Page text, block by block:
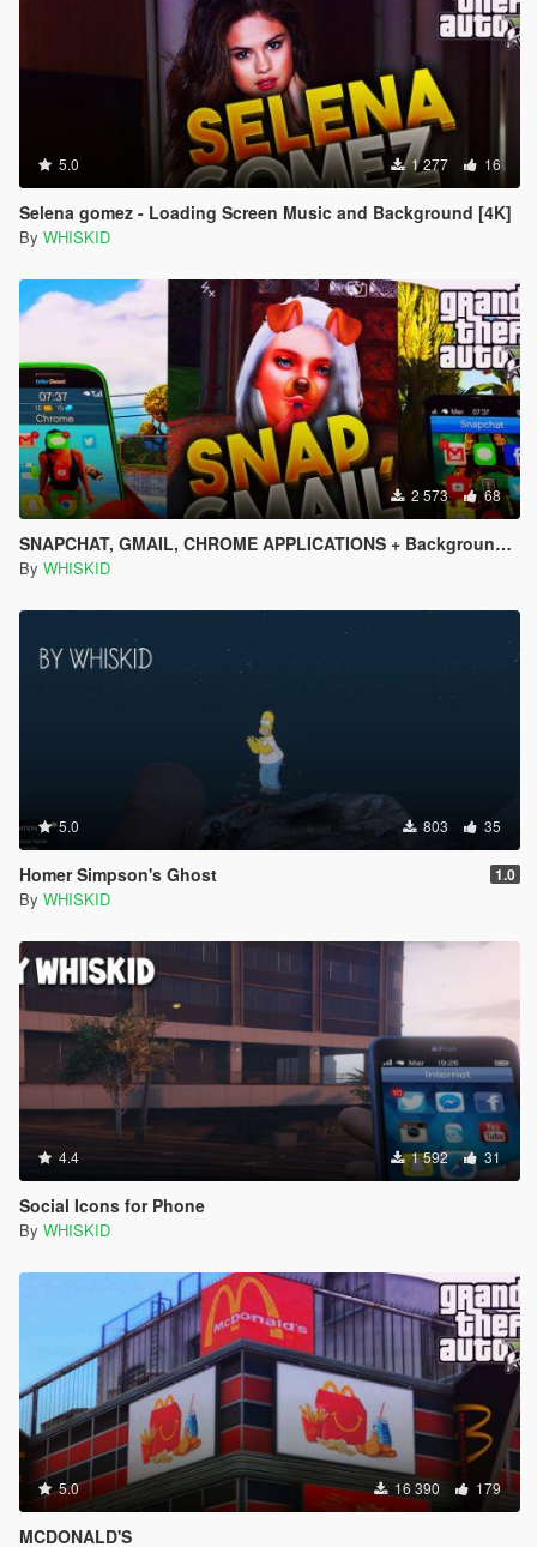
5.0 1 277 16
Selena gomez - Loading Screen Music and Background [4K]
By WHISKID
2 573 68
SNAPCHAT, GMAIL, CHROME APPLICATIONS + Backgrounds + Icons (All languages)
By WHISKID
5.0 803 35
Homer Simpson's Ghost 1.0
By WHISKID
4.4 1 592 31
Social Icons for Phone
By WHISKID
5.0 16 390 179
MCDONALD'S